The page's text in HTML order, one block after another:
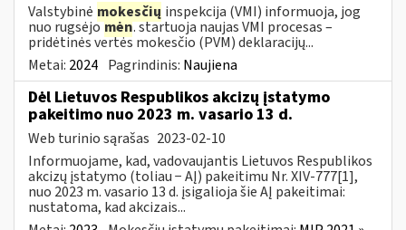
Valstybinė mokesčių inspekcija (VMI) informuoja, jog
nuo rugsėjomėn. startuoja naujas VMI procesas –
pridėtinės vertės mokesčio (PVM) deklaracijų...
Metai: 2024 Pagrindinis: Naujiena
Dėl Lietuvos Respublikos akcizų įstatymo
pakeitimo nuo 2023 m. vasario 13 d.
Web turinio sąrašas 2023-02-10
Informuojame, kad, vadovaujantis Lietuvos Respublikos
akcizų įstatymo (toliau − AĮ) pakeitimu Nr. XIV-777[1],
nuo 2023 m. vasario 13 d. įsigalioja šie AĮ pakeitimai:
nustatoma, kad akcizais...